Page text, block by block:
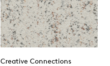
Creative Connections